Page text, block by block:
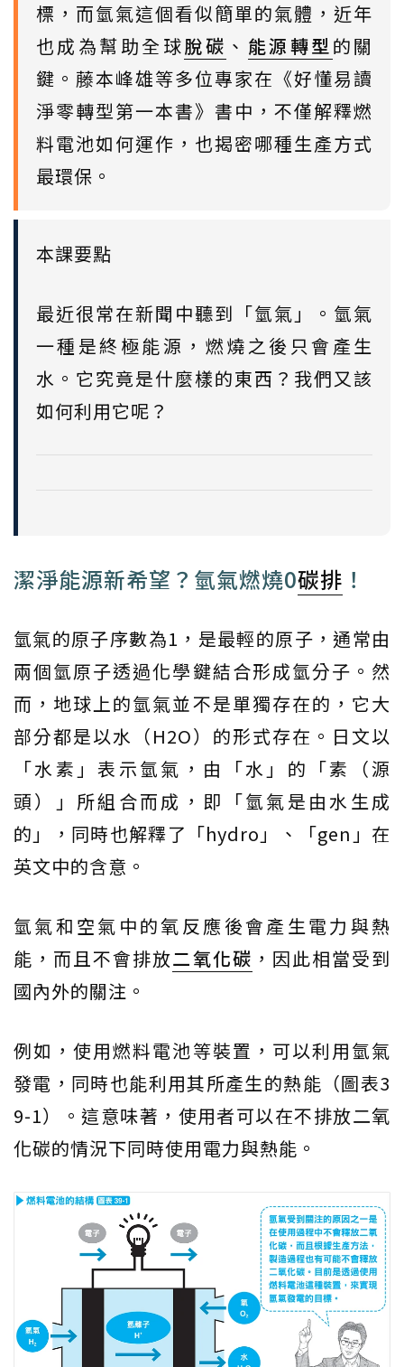
標，而氫氣這個看似簡單的氣體，近年
也成為幫助全球脫碳 、 能源轉型 的關
鍵。藤本峰雄等多位專家在《好懂易讀
淨零轉型第一本書》書中，不僅解釋燃
料電池如何運作，也揭密哪種生產方式
最環保。
本課要點
最近很常在新聞中聽到「氫氣」。氫氣
一種是終極能源，燃燒之後只會產生
水。它究竟是什麼樣的東西？我們又該
如何利用它呢？
潔淨能源新希望？氫氣燃燒0碳排 ！
氫氣的原子序數為1，是最輕的原子，通常由
兩個氫原子透過化學鍵結合形成氫分子。然
而，地球上的氫氣並不是單獨存在的，它大
部分都是以水（H2O）的形式存在。日文以
「水素」表示氫氣，由「水」的「素（源
頭）」所組合而成，即「氫氣是由水生成
的」，同時也解釋了「hydro」、「gen」在
英文中的含意。
氫氣和空氣中的氧反應後會產生電力與熱
能，而且不會排放二氧化碳 ，因此相當受到
國內外的關注。
例如，使用燃料電池等裝置，可以利用氫氣
發電，同時也能利用其所產生的熱能（圖表3
9-1）。這意味著，使用者可以在不排放二氧
化碳的情況下同時使用電力與熱能。